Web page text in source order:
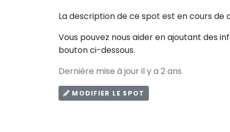
La description de ce spot est en cours de
Vous pouvez nous aider en ajoutant des
bouton ci-dessous.
Dernière mise à jour il y a 2 ans
MODIFIER LE SPOT